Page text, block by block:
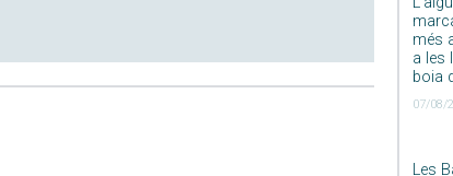
més
a les
boia
07/08/
Les